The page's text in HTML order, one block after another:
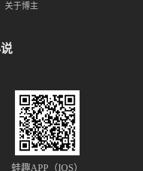
关于博主
蛙趣APP（IOS）